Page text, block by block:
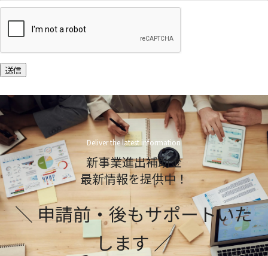
送信
Deliver the latest information
新事業進出補助金
最新情報を提供中！
＼ 申請前・後もサポートいた
します ／